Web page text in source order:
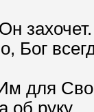
захочет.
Бог
Им для